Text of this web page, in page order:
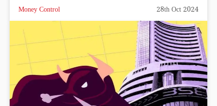
Money Control 28th Oct 2024